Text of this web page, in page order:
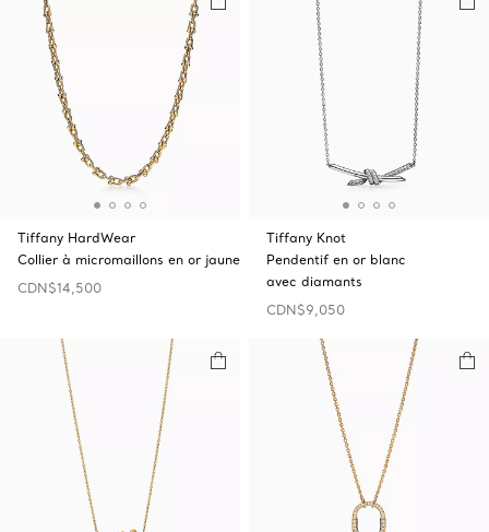
Tiffany HardWear
Collier à micromaillons en or jaune
CDN$14,500
Tiffany Knot
Pendentif en or blanc
avec diamants
CDN$9,050